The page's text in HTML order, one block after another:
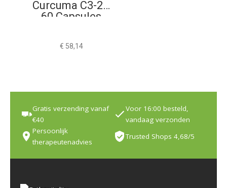
Curcuma C3-2X
60 Capsules
€ 58,14
Gratis verzending vanaf
€40
Voor 16:00 besteld,
vandaag verzonden
Persoonlijk
therapeutenadvies
Trusted Shops 4,68/5